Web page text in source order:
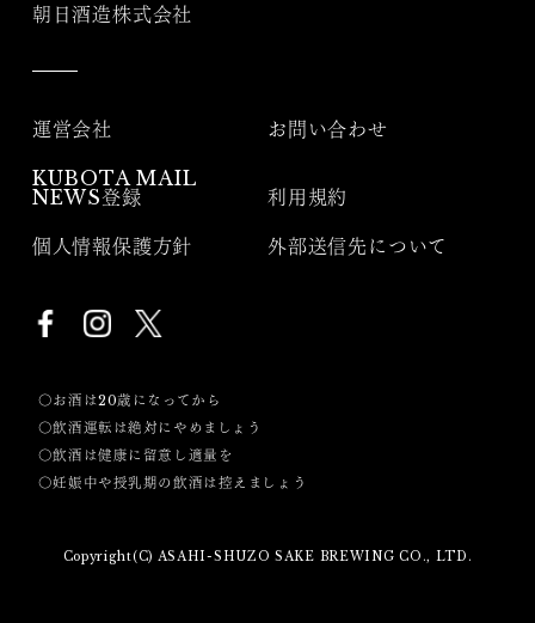
朝日酒造株式会社
運営会社 お問い合わせ
KUBOTA MAIL
NEWS登録
利用規約
個人情報保護方針 外部送信先について
〇お酒は20歳になってから
〇飲酒運転は絶対にやめましょう
〇飲酒は健康に留意し適量を
〇妊娠中や授乳期の飲酒は控えましょう
Copyright(C) ASAHI-SHUZO SAKE BREWING CO., LTD.